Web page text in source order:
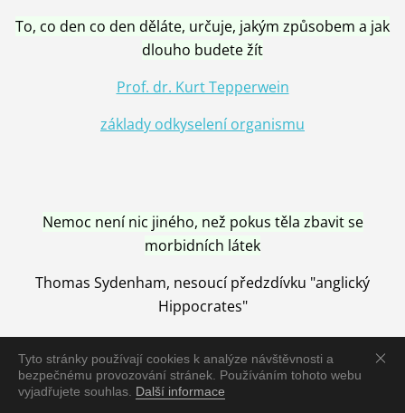
Tyto stránky používají cookies k analýze návštěvnosti a
bezpečnému provozování stránek. Používáním tohoto webu
vyjadřujete souhlas. Další informace
To, co den co den děláte, určuje, jakým způsobem a jak
dlouho budete žít
Prof. dr. Kurt Tepperwein
základy odkyselení organismu
Nemoc není nic jiného, než pokus těla zbavit se
morbidních látek
Thomas Sydenham, nesoucí předzdívku "anglický
Hippocrates"
Nemoc je vyléčena jen pomocí Přírody, neutralizací a